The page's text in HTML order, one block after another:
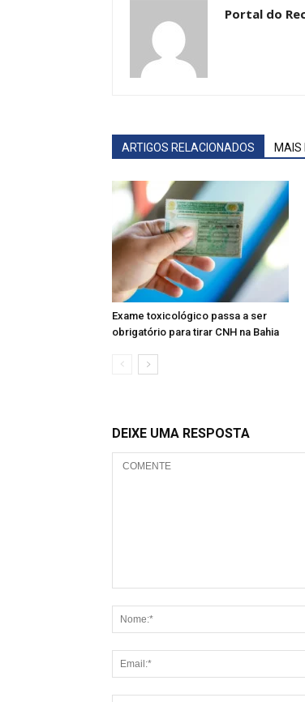
Portal do
ARTIGOS RELACIONADOS MAIS
Exame toxicológico passa a ser
obrigatório para tirar CNH na Bahia
DEIXE UMA RESPOSTA